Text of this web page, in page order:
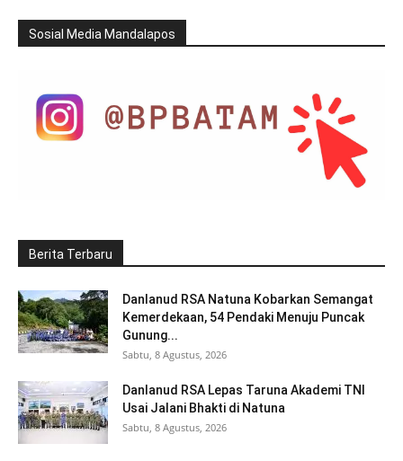
Sosial Media Mandalapos
Berita Terbaru
Danlanud RSA Natuna Kobarkan Semangat
Kemerdekaan, 54 Pendaki Menuju Puncak
Gunung...
Sabtu, 8 Agustus, 2026
Danlanud RSA Lepas Taruna Akademi TNI
Usai Jalani Bhakti di Natuna
Sabtu, 8 Agustus, 2026